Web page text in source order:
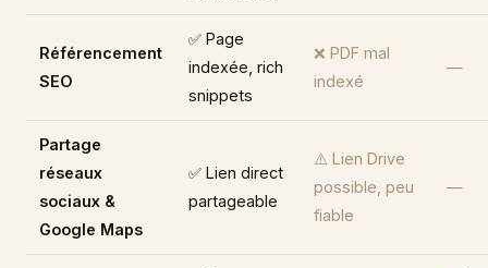
Référencement
SEO
✅ Page
indexée, rich
snippets
❌ PDF mal
indexé
—
Partage
réseaux
sociaux &
Google Maps
✅ Lien direct
partageable
⚠️ Lien Drive
possible, peu
fiable
—